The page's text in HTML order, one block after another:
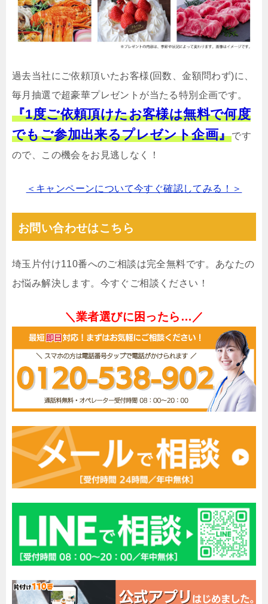
過去当社にご依頼頂いたお客様(回数、金額問わず)に、
毎月抽選で超豪華プレゼントが当たる特別企画です。
『1度ご依頼頂けたお客様は無料で何度
でもご参加出来るプレゼント企画』です
ので、この機会をお見逃しなく！
＜キャンペーンについて今すぐ確認してみる！＞
お問い合わせはこちら
埼玉片付け110番へのご相談は完全無料です。あなたの
お悩み解決します。今すぐご相談ください！
＼業者選びに困ったら…／